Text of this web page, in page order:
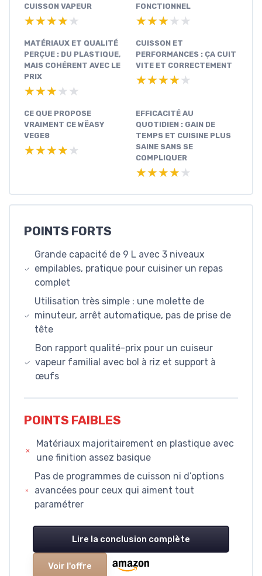
CUISSON VAPEUR
★★★★★
★★★★★
FONCTIONNEL
★★★★★
★★★★★
MATÉRIAUX ET QUALITÉ
PERÇUE : DU PLASTIQUE,
MAIS COHÉRENT AVEC LE
PRIX
★★★★★
★★★★★
CUISSON ET
PERFORMANCES : ÇA CUIT
VITE ET CORRECTEMENT
★★★★★
★★★★★
CE QUE PROPOSE
VRAIMENT CE WËASY
VEGE8
★★★★★
★★★★★
EFFICACITÉ AU
QUOTIDIEN : GAIN DE
TEMPS ET CUISINE PLUS
SAINE SANS SE
COMPLIQUER
★★★★★
★★★★★
POINTS FORTS
Grande capacité de 9 L avec 3 niveaux
empilables, pratique pour cuisiner un repas
complet
Utilisation très simple : une molette de
minuteur, arrêt automatique, pas de prise de
tête
Bon rapport qualité-prix pour un cuiseur
vapeur familial avec bol à riz et support à
œufs
POINTS FAIBLES
Matériaux majoritairement en plastique avec
une finition assez basique
Pas de programmes de cuisson ni d’options
avancées pour ceux qui aiment tout
paramétrer
Lire la conclusion complète
Voir l'offre